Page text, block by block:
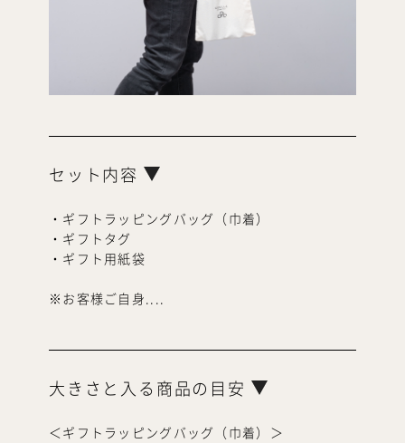
セット内容
・ギフトラッピングバッグ（巾着）
・ギフトタグ
・ギフト用紙袋
※お客様ご自身
大きさと入る商品の目安
＜ギフトラッピングバッグ（巾着）＞